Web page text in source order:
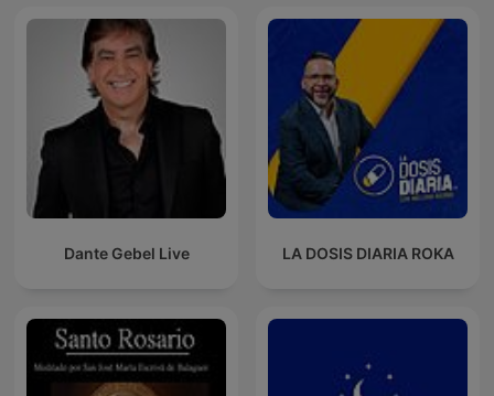
Dante Gebel Live LA DOSIS DIARIA ROKA